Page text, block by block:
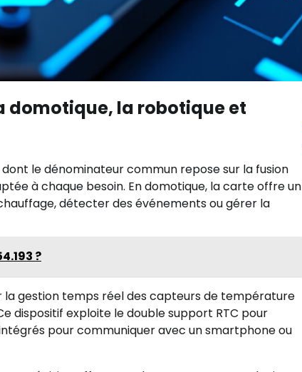
domotique, la robotique et
le dénominateur commun repose sur la fusion
à chaque besoin. En domotique, la carte offre un
détecter des événements ou gérer la
?
la gestion temps réel des capteurs de température
dispositif exploite le double support RTC pour
pour communiquer avec un smartphone ou